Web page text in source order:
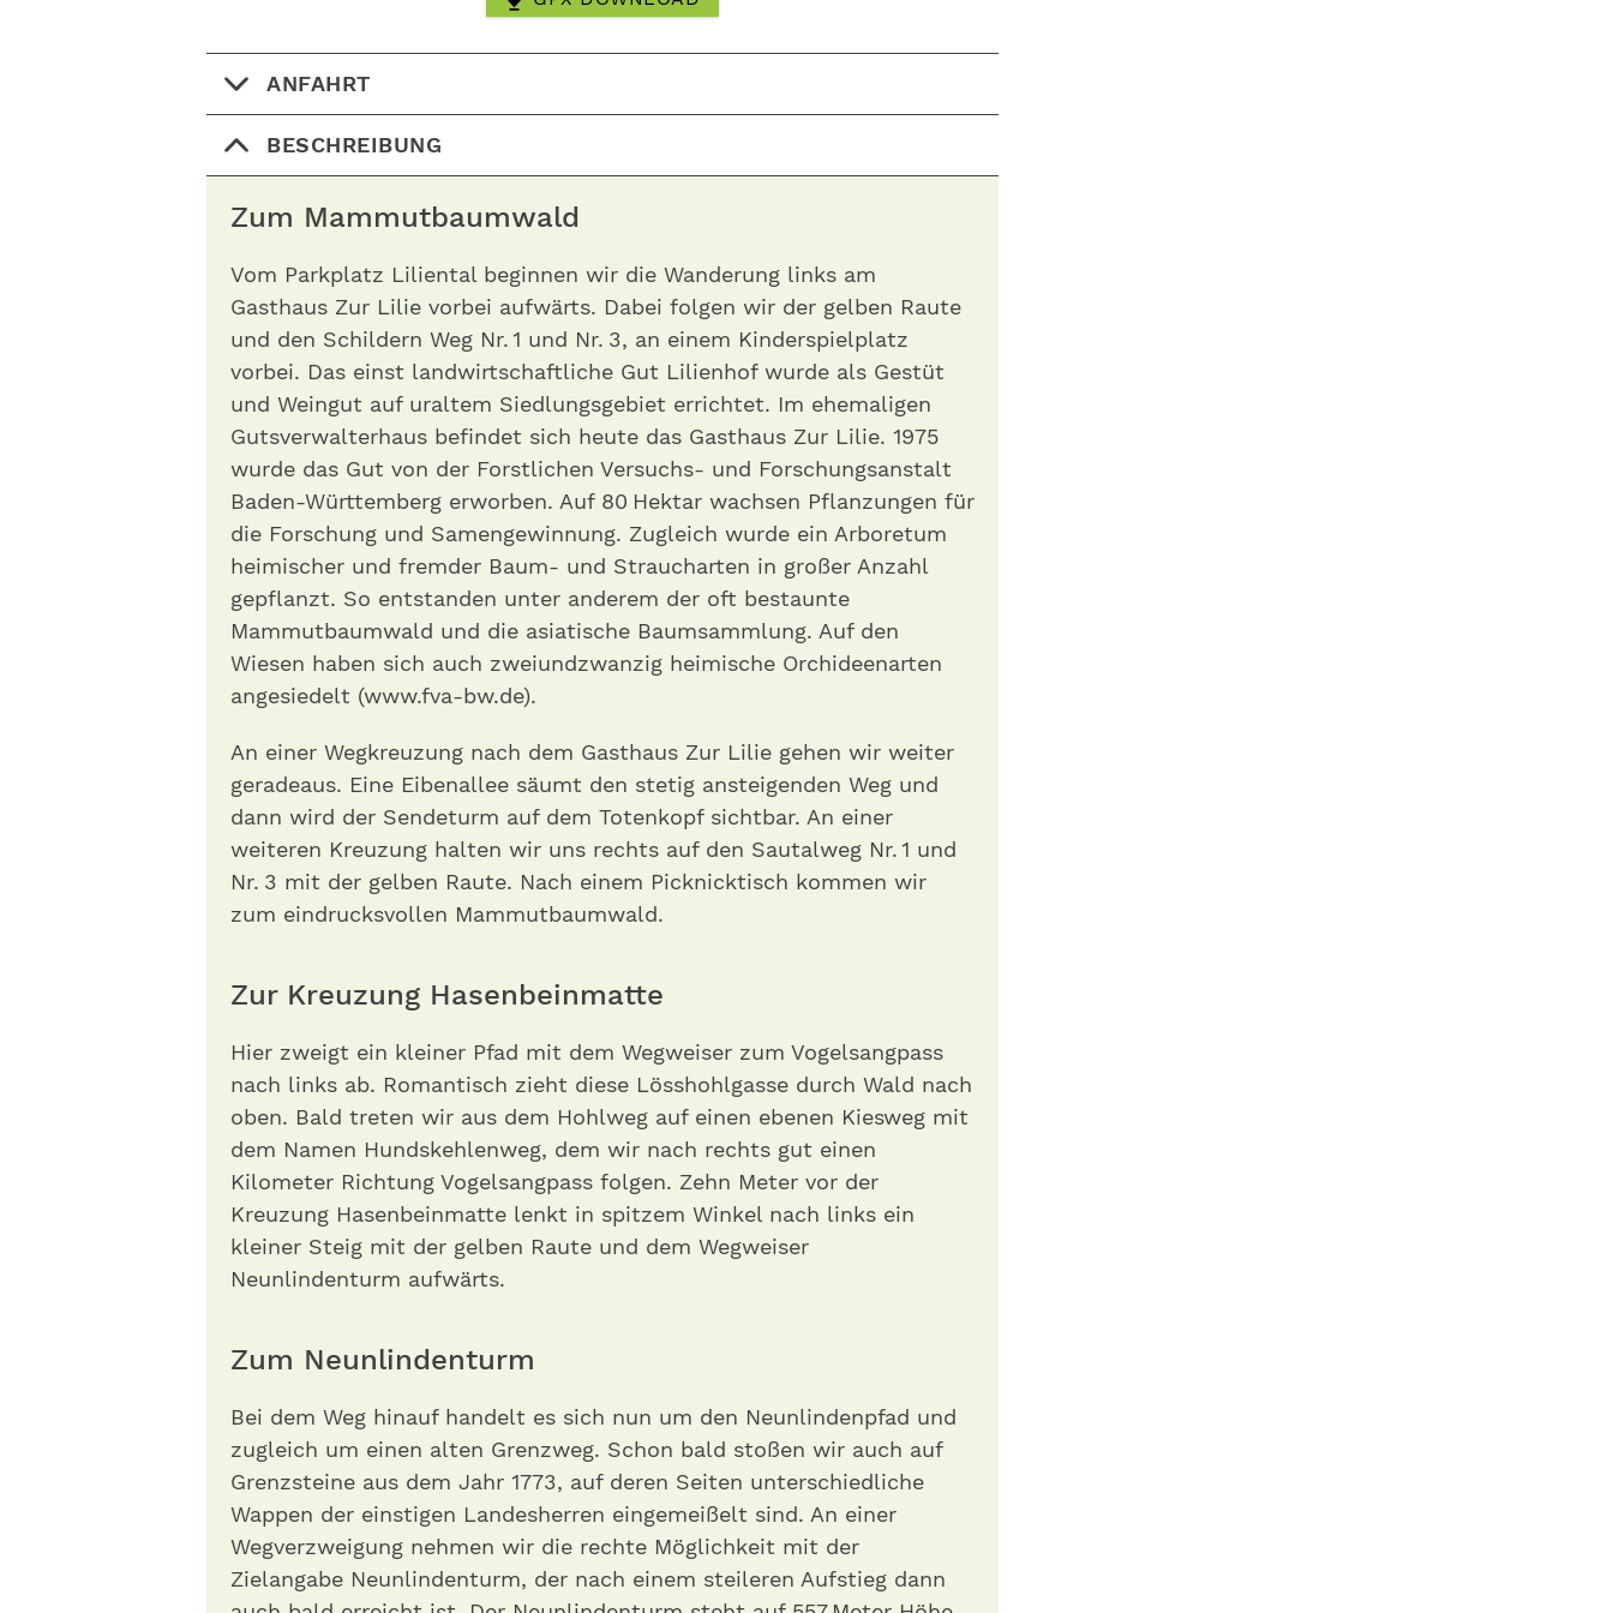
ANFAHRT
BESCHREIBUNG
Zum Mammutbaumwald
Vom Parkplatz Liliental beginnen wir die Wanderung links am
Gasthaus Zur Lilie vorbei aufwärts. Dabei folgen wir der gelben Raute
und den Schildern Weg Nr. 1 und Nr. 3, an einem Kinderspielplatz
vorbei. Das einst landwirtschaftliche Gut Lilienhof wurde als Gestüt
und Weingut auf uraltem Siedlungsgebiet errichtet. Im ehemaligen
Gutsverwalterhaus befindet sich heute das Gasthaus Zur Lilie. 1975
wurde das Gut von der Forstlichen Versuchs- und Forschungsanstalt
Baden-­Württemberg erworben. Auf 80 Hektar wachsen Pflanzungen für
die Forschung und Samengewinnung. Zugleich wurde ein Arboretum
heimischer und fremder Baum- und Straucharten in großer Anzahl
gepflanzt. So entstanden unter anderem der oft bestaunte
Mammutbaumwald und die asiatische Baumsammlung. Auf den
Wiesen haben sich auch zweiundzwanzig heimische Orchideenarten
angesiedelt (www.fva-bw.de).
An einer Wegkreuzung nach dem Gasthaus Zur Lilie gehen wir weiter
geradeaus. Eine Eibenallee säumt den stetig ansteigenden Weg und
dann wird der Sendeturm auf dem Toten­kopf sichtbar. An einer
weiteren Kreuzung halten wir uns rechts auf den Sautalweg Nr. 1 und
Nr. 3 mit der gelben Raute. Nach einem Picknicktisch kommen wir
zum eindrucksvollen Mammutbaumwald.
Zur Kreuzung Hasenbeinmatte
Hier zweigt ein kleiner Pfad mit dem Wegweiser zum Vogelsangpass
nach links ab. Romantisch zieht diese Lösshohlgasse durch Wald nach
oben. Bald treten wir aus dem Hohlweg auf einen ebenen Kiesweg mit
dem Namen Hundskehlenweg, dem wir nach rechts gut einen
Kilometer Richtung Vogelsangpass folgen. Zehn Meter vor der
Kreuzung Hasenbeinmatte lenkt in spitzem Winkel nach links ein
kleiner Steig mit der gelben Raute und dem Wegweiser
Neunlindenturm aufwärts.
Zum Neunlindenturm
Bei dem Weg hinauf handelt es sich nun um den Neunlindenpfad und
zugleich um einen alten Grenzweg. Schon bald stoßen wir auch auf
Grenzsteine aus dem Jahr 1773, auf deren Seiten unterschiedliche
Wappen der einstigen Landesherren eingemeißelt sind. An einer
Wegverzweigung nehmen wir die rechte Möglichkeit mit der
Zielangabe Neunlindenturm, der nach einem steileren Aufstieg dann